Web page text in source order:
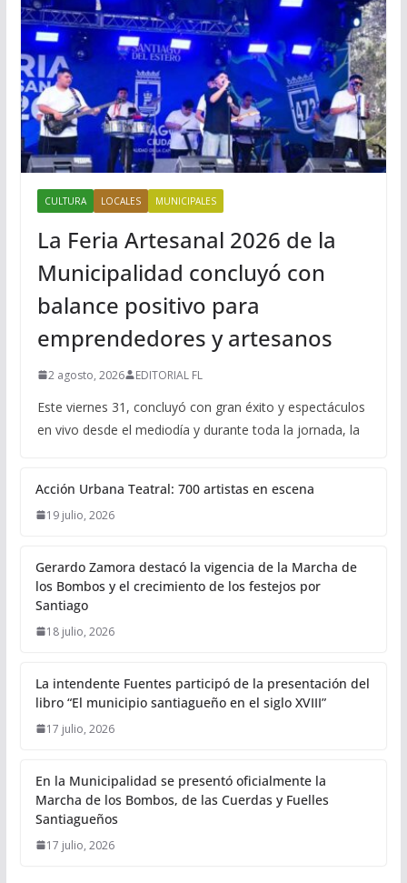
CULTURA LOCALES MUNICIPALES
La Feria Artesanal 2026 de la
Municipalidad concluyó con
balance positivo para
emprendedores y artesanos
2 agosto, 2026 EDITORIAL FL
Este viernes 31, concluyó con gran éxito y espectáculos
en vivo desde el mediodía y durante toda la jornada, la
Acción Urbana Teatral: 700 artistas en escena
19 julio, 2026
Gerardo Zamora destacó la vigencia de la Marcha de
los Bombos y el crecimiento de los festejos por
Santiago
18 julio, 2026
La intendente Fuentes participó de la presentación del
libro “El municipio santiagueño en el siglo XVIII”
17 julio, 2026
En la Municipalidad se presentó oficialmente la
Marcha de los Bombos, de las Cuerdas y Fuelles
Santiagueños
17 julio, 2026